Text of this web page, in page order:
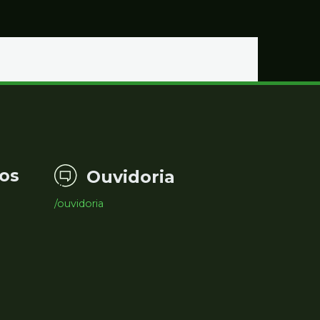
Ouvidoria
/ouvidoria